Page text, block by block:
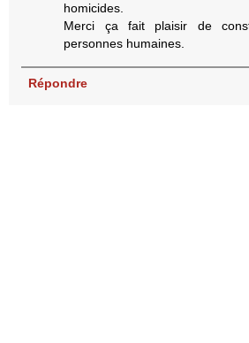
homicides.
Merci ça fait plaisir de
personnes humaines.
Répondre